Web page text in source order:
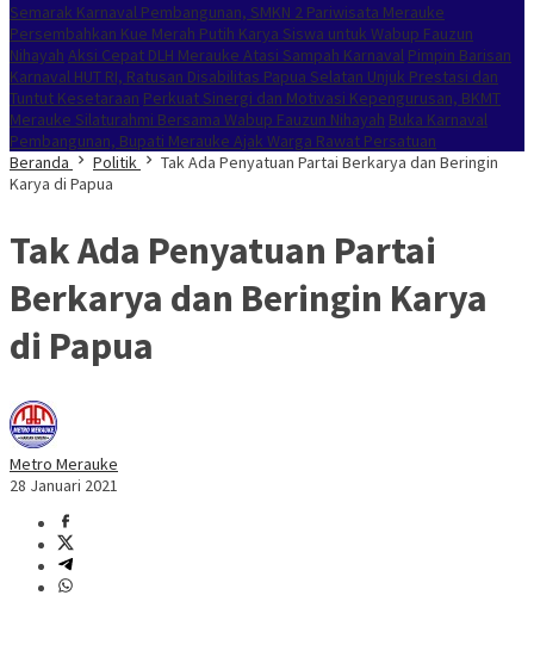
Semarak Karnaval Pembangunan, SMKN 2 Pariwisata Merauke
Persembahkan Kue Merah Putih Karya Siswa untuk Wabup Fauzun
Nihayah Aksi Cepat DLH Merauke Atasi Sampah Karnaval Pimpin Barisan
Karnaval HUT RI, Ratusan Disabilitas Papua Selatan Unjuk Prestasi dan
Tuntut Kesetaraan Perkuat Sinergi dan Motivasi Kepengurusan, BKMT
Merauke Silaturahmi Bersama Wabup Fauzun Nihayah Buka Karnaval
Pembangunan, Bupati Merauke Ajak Warga Rawat Persatuan
Beranda
Politik
Tak Ada Penyatuan Partai Berkarya dan Beringin
Karya di Papua
Tak Ada Penyatuan Partai
Berkarya dan Beringin Karya
di Papua
Metro Merauke
28 Januari 2021